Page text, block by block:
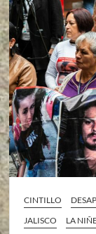
CINTILLO
JALISCO
LA